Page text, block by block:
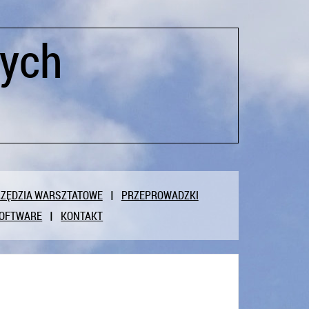
WARSZTATOWE
PRZEPROWADZKI
KONTAKT